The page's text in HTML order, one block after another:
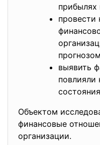
прибылях
провести
выявить
повлияли
Объектом
финансовые
организации.